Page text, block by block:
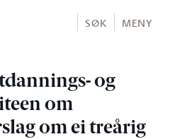
SØK MENY
og
om
om ei treårig